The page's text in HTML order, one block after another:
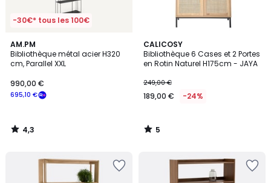
-30€* tous les 100€
AM.PM
Bibliothèque métal acier H320
cm, Parallel XXL
695,10 €
990,00 €
4,3
/ 5
4,3
/
CALICOSY
Bibliothèque 6 Cases et 2 Portes
en Rotin Naturel H175cm - JAYA
249,00 €
189,00 € -24%
5
/
5
5
/